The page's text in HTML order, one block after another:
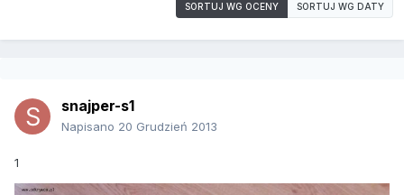
SORTUJ WG OCENY SORTUJ WG DATY
snajper-s1
Napisano 20 Grudzień 2013
1